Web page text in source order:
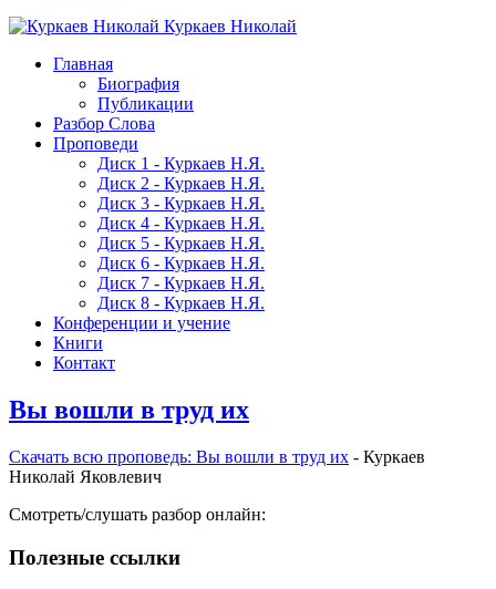
Куркаев Николай
Главная
Биография
Публикации
Разбор Слова
Проповеди
Диск 1 - Куркаев Н.Я.
Диск 2 - Куркаев Н.Я.
Диск 3 - Куркаев Н.Я.
Диск 4 - Куркаев Н.Я.
Диск 5 - Куркаев Н.Я.
Диск 6 - Куркаев Н.Я.
Диск 7 - Куркаев Н.Я.
Диск 8 - Куркаев Н.Я.
Конференции и учение
Книги
Контакт
Вы вошли в труд их
Скачать вcю проповедь: Вы вошли в труд их - Куркаев
Николай Яковлевич
Смотреть/слушать разбор онлайн:
Полезные ссылки